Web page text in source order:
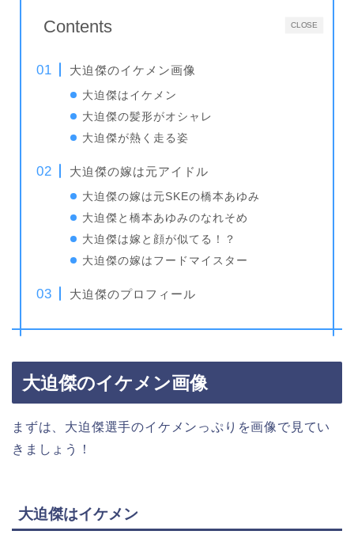
CLOSE
Contents
大迫傑のイケメン画像
大迫傑はイケメン
大迫傑の髪形がオシャレ
大迫傑が熱く走る姿
大迫傑の嫁は元アイドル
大迫傑の嫁は元SKEの橋本あゆみ
大迫傑と橋本あゆみのなれそめ
大迫傑は嫁と顔が似てる！？
大迫傑の嫁はフードマイスター
大迫傑のプロフィール
大迫傑のイケメン画像
まずは、大迫傑選手のイケメンっぷりを画像で見てい
きましょう！
大迫傑はイケメン